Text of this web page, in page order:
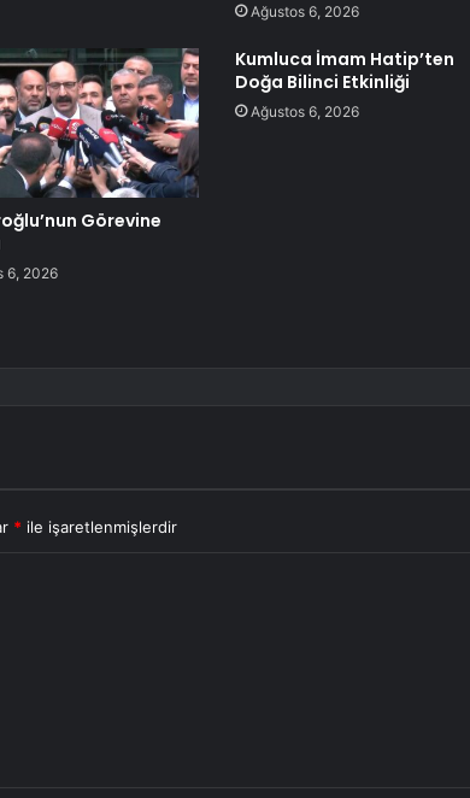
Ağustos 6, 2026
Görevine
6, 2026
Kumluca İmam Hatip’ten
Doğa Bilinci Etkinliği
Ağustos 6, 2026
* ile işaretlenmişlerdir